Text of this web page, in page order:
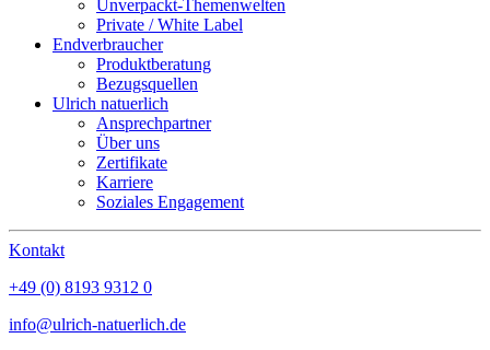
Unverpackt-Themenwelten
Private / White Label
Endverbraucher
Produktberatung
Bezugsquellen
Ulrich natuerlich
Ansprechpartner
Über uns
Zertifikate
Karriere
Soziales Engagement
Kontakt
+49 (0) 8193 9312 0
info@ulrich-natuerlich.de